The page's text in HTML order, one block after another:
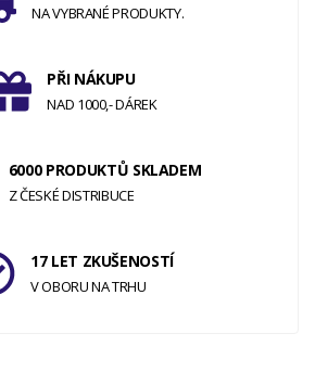
NA VYBRANÉ PRODUKTY.
PŘI NÁKUPU
NAD 1000,- DÁREK
6000 PRODUKTŮ SKLADEM
Z ČESKÉ DISTRIBUCE
17 LET ZKUŠENOSTÍ
V OBORU NA TRHU